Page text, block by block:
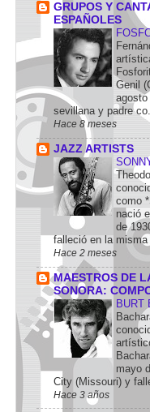
GRUPOS Y
ESPAÑOLES
Genil
agosto
sevillana y padre
Hace 8 meses
JAZZ ARTISTS
como
nació
de
falleció en la
Hace 2 meses
MAESTROS DE
SONORA:
BURT
mayo
City (Missouri) y
Hace 3 años